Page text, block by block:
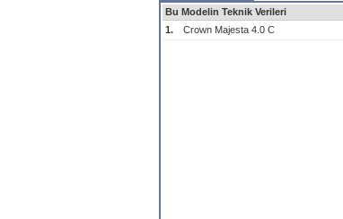
Bu Modelin Teknik Verileri
1.
Crown Majesta 4.0 C